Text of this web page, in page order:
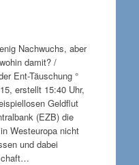
Nachwuchs, aber
damit? /
Ent-Täuschung °
erstellt 15:40 Uhr,
Geldflut
(EZB) die
Westeuropa nicht
und dabei